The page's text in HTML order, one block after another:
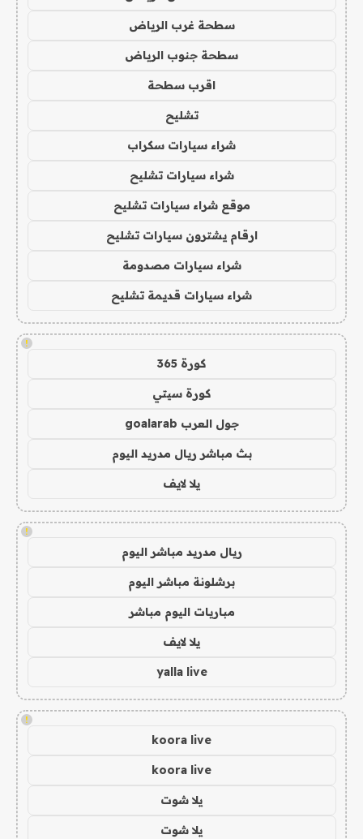
سطحة غرب الرياض
سطحة جنوب الرياض
اقرب سطحة
تشليح
شراء سيارات سكراب
شراء سيارات تشليح
موقع شراء سيارات تشليح
ارقام يشترون سيارات تشليح
شراء سيارات مصدومة
شراء سيارات قديمة تشليح
!
كورة 365
كورة سيتي
جول العرب goalarab
بث مباشر ريال مدريد اليوم
يلا لايف
!
ريال مدريد مباشر اليوم
برشلونة مباشر اليوم
مباريات اليوم مباشر
يلا لايف
yalla live
!
koora live
koora live
يلا شوت
يلا شوت